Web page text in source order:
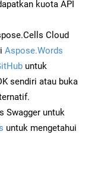
kuota API
Cloud
Aspose.Words
untuk
sendiri atau buka
Swagger untuk
untuk mengetahui